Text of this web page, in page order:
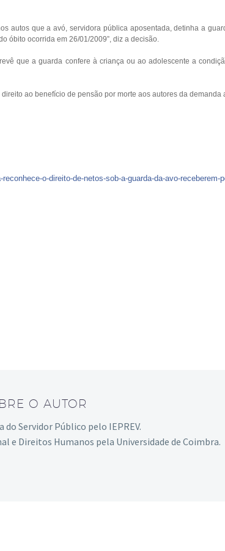
autos que a avó, servidora pública aposentada, detinha a
óbito ocorrida em 26/01/2009”, diz a decisão.
que a guarda confere à criança ou ao adolescente a
ao benefício de pensão por morte aos autores da
reconhece-o-direito-de-netos-sob-a-guarda-da-avo-receberem-
O AUTOR
do Servidor Público pelo IEPREV.
e Direitos Humanos pela Universidade de Coimbra.